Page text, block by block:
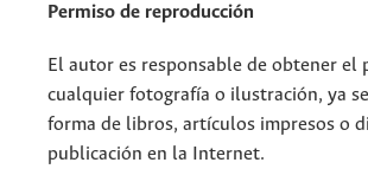
Permiso de reproducción
El autor es responsable de obtener el
cualquier fotografía o ilustración, ya
forma de libros, artículos impresos o
publicación en la Internet.